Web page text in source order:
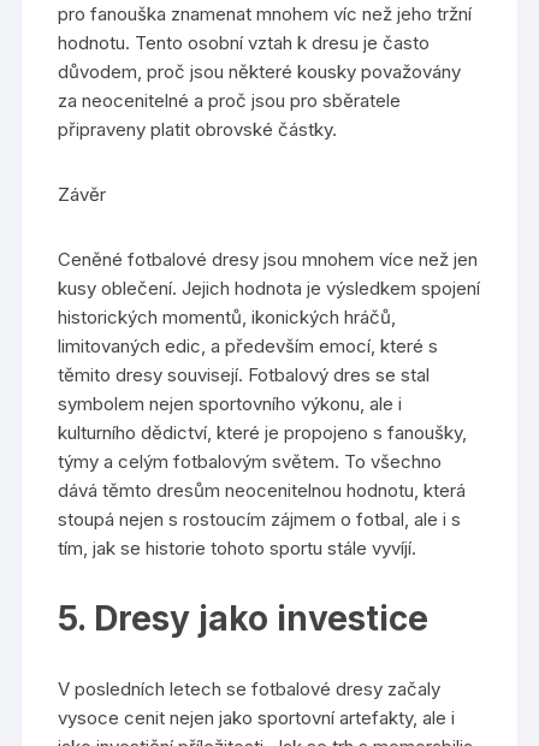
pro fanouška znamenat mnohem víc než jeho tržní
hodnotu. Tento osobní vztah k dresu je často
důvodem, proč jsou některé kousky považovány
za neocenitelné a proč jsou pro sběratele
připraveny platit obrovské částky.
Závěr
Ceněné fotbalové dresy jsou mnohem více než jen
kusy oblečení. Jejich hodnota je výsledkem spojení
historických momentů, ikonických hráčů,
limitovaných edic, a především emocí, které s
těmito dresy souvisejí. Fotbalový dres se stal
symbolem nejen sportovního výkonu, ale i
kulturního dědictví, které je propojeno s fanoušky,
týmy a celým fotbalovým světem. To všechno
dává těmto dresům neocenitelnou hodnotu, která
stoupá nejen s rostoucím zájmem o fotbal, ale i s
tím, jak se historie tohoto sportu stále vyvíjí.
5. Dresy jako investice
V posledních letech se fotbalové dresy začaly
vysoce cenit nejen jako sportovní artefakty, ale i